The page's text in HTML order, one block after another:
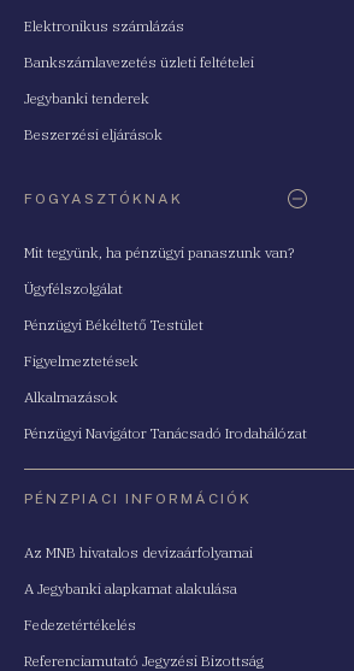
Elektronikus számlázás
Bankszámlavezetés üzleti feltételei
Jegybanki tenderek
Beszerzési eljárások
FOGYASZTÓKNAK
Mit tegyünk, ha pénzügyi panaszunk van?
Ügyfélszolgálat
Pénzügyi Békéltető Testület
Figyelmeztetések
Alkalmazások
Pénzügyi Navigátor Tanácsadó Irodahálózat
PÉNZPIACI INFORMÁCIÓK
Az MNB hivatalos devizaárfolyamai
A Jegybanki alapkamat alakulása
Fedezetértékelés
Referenciamutató Jegyzési Bizottság